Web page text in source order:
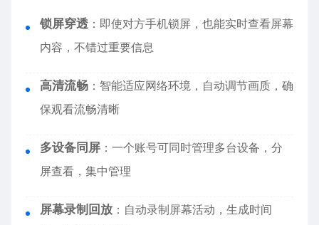
锁屏穿透 ：即使对方手机锁屏，也能实时查看屏幕
内容，不错过重要信息
高清流畅 ：智能适应网络环境，自动调节画质，确
保观看流畅清晰
多设备同屏 ：一个账号可同时管理多台设备，分
屏查看，集中管理
屏幕录制回放 ：自动录制屏幕活动，生成时间